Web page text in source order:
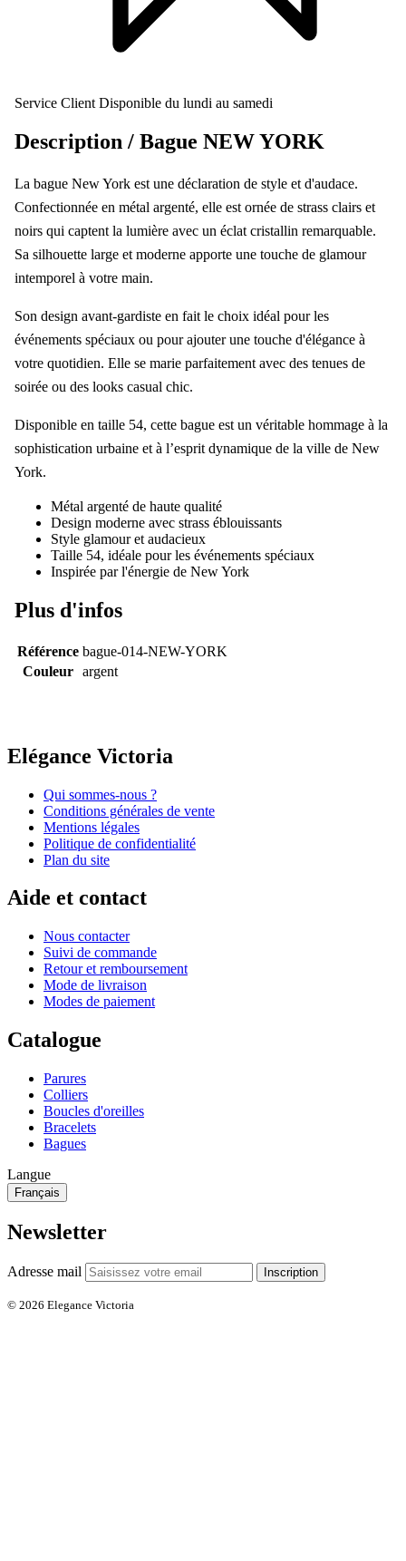
Service Client Disponible du lundi au samedi
Description / Bague NEW YORK
La bague New York est une déclaration de style et d'audace.
Confectionnée en métal argenté, elle est ornée de strass clairs et
noirs qui captent la lumière avec un éclat cristallin remarquable.
Sa silhouette large et moderne apporte une touche de glamour
intemporel à votre main.
Son design avant-gardiste en fait le choix idéal pour les
événements spéciaux ou pour ajouter une touche d'élégance à
votre quotidien. Elle se marie parfaitement avec des tenues de
soirée ou des looks casual chic.
Disponible en taille 54, cette bague est un véritable hommage à la
sophistication urbaine et à l’esprit dynamique de la ville de New
York.
Métal argenté de haute qualité
Design moderne avec strass éblouissants
Style glamour et audacieux
Taille 54, idéale pour les événements spéciaux
Inspirée par l'énergie de New York
Plus d'infos
Référence bague-014-NEW-YORK
Couleur argent
Elégance Victoria
Qui sommes-nous ?
Conditions générales de vente
Mentions légales
Politique de confidentialité
Plan du site
Aide et contact
Nous contacter
Suivi de commande
Retour et remboursement
Mode de livraison
Modes de paiement
Catalogue
Parures
Colliers
Boucles d'oreilles
Bracelets
Bagues
Langue
Français
Newsletter
Adresse mail Inscription
© 2026 Elegance Victoria